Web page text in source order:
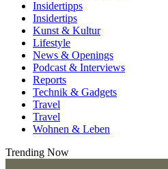
Insidertipps
Insidertips
Kunst & Kultur
Lifestyle
News & Openings
Podcast & Interviews
Reports
Technik & Gadgets
Travel
Travel
Wohnen & Leben
Trending Now